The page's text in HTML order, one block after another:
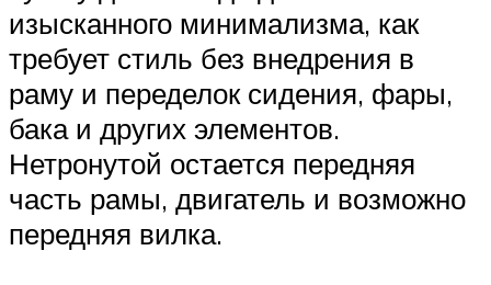
изысканного минимализма, как
требует стиль без внедрения в
раму и переделок сидения, фары,
бака и других элементов.
Нетронутой остается передняя
часть рамы, двигатель и возможно
передняя вилка.